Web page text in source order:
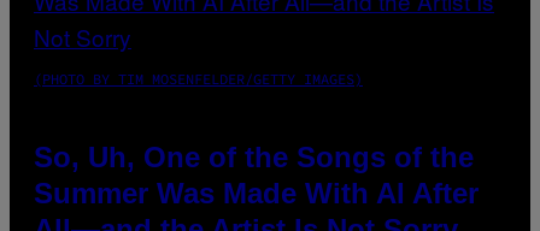
(PHOTO BY TIM MOSENFELDER/GETTY IMAGES)
So, Uh, One of the Songs of the
Summer Was Made With AI After